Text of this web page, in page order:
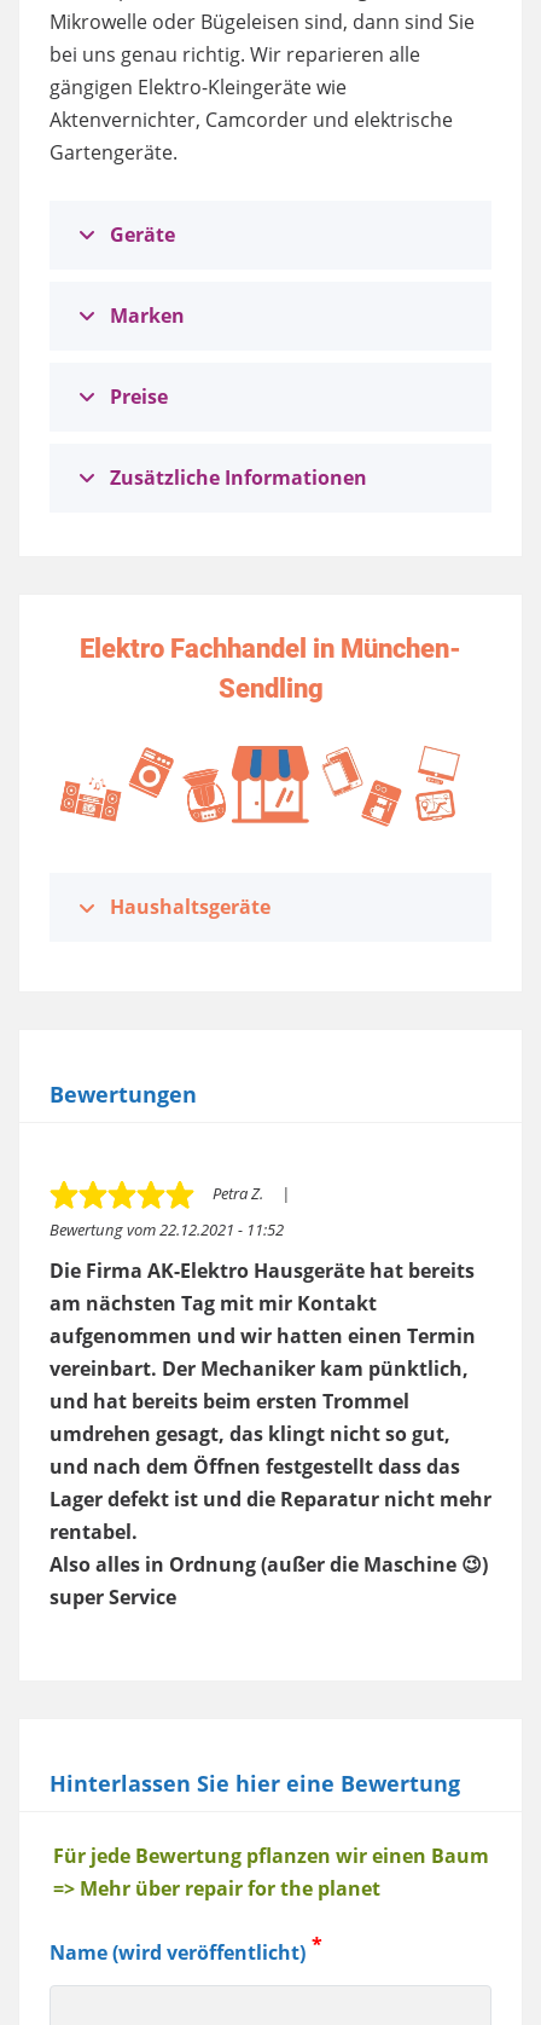
Mikrowelle oder Bügeleisen sind, dann sind Sie
bei uns genau richtig. Wir reparieren alle
gängigen Elektro-Kleingeräte wie
Aktenvernichter, Camcorder und elektrische
Gartengeräte.
Geräte
Marken
Preise
Zusätzliche Informationen
Elektro Fachhandel in München-
Sendling
Haushaltsgeräte
Bewertungen
Bewertung vom22.12.2021 - 11:52
Petra Z.
Die Firma AK-Elektro Hausgeräte hat bereits
am nächsten Tag mit mir Kontakt
aufgenommen und wir hatten einen Termin
vereinbart. Der Mechaniker kam pünktlich,
und hat bereits beim ersten Trommel
umdrehen gesagt, das klingt nicht so gut,
und nach dem Öffnen festgestellt dass das
Lager defekt ist und die Reparatur nicht mehr
rentabel.
Also alles in Ordnung (außer die Maschine 😉)
super Service
Hinterlassen Sie hier eine Bewertung
Baum
Für jede Bewertung pflanzen wir einen Baum
=> Mehr über repair for the planet
Name (wird veröffentlicht)